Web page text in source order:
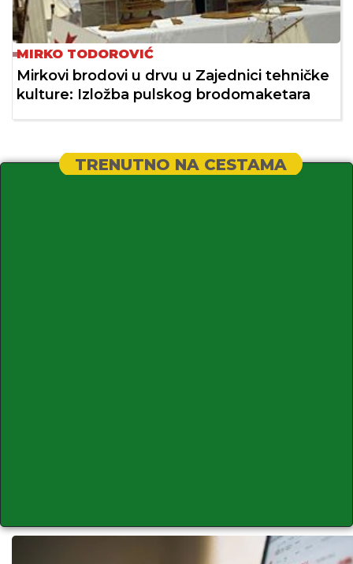
MIRKO TODOROVIĆ
Mirkovi brodovi u drvu u Zajednici tehničke
kulture: Izložba pulskog brodomaketara
TRENUTNO NA CESTAMA